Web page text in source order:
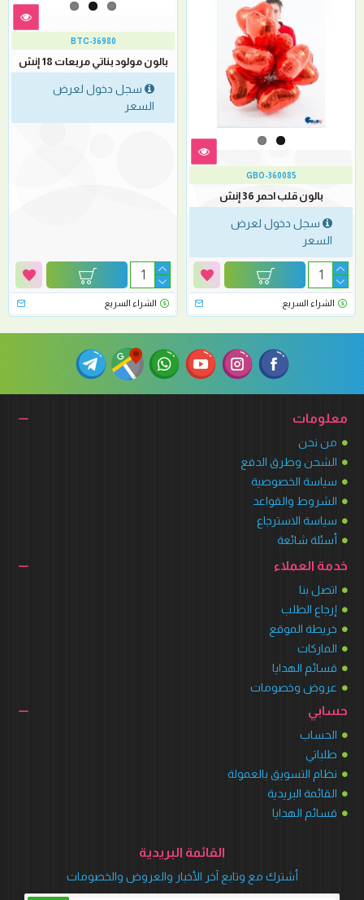
GBO-360085
بالون قلب احمر 36 إنش
سجل دخول لعرض
السعر
الشراء السريع
BTC-36980
بالون مولود بناتي مربعات 18 إنش
سجل دخول لعرض
السعر
الشراء السريع
معلومات
من نحن
الشحن وطرق الدفع
سياسة الخصوصية
الشروط والقواعد
سياسة الاسترجاع
أسئلة شائعة
خدمة العملاء
اتصل بنا
إرجاع الطلب
خريطة الموقع
الماركات
قسائم الهدايا
عروض وخصومات
حسابي
الحساب
طلباتي
نظام التسويق بالعمولة
القائمة البريدية
قسائم الهدايا
القائمة البريدية
أشترك مع وتابع آخر الأخبار والعروض والخصومات